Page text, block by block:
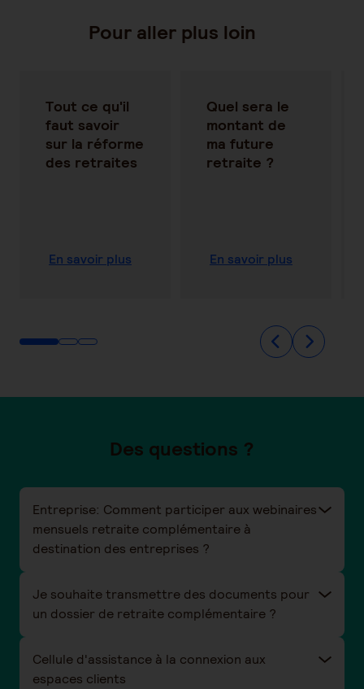
Pour aller plus loin
Tout ce qu'il
faut savoir
sur la réforme
des retraites
En savoir plus
Quel sera le
montant de
ma future
retraite ?
En savoir plus
Des questions ?
Entreprise: Comment participer aux webinaires
mensuels retraite complémentaire à
destination des entreprises ?
Je souhaite transmettre des documents pour
un dossier de retraite complémentaire ?
Cellule d'assistance à la connexion aux
espaces clients